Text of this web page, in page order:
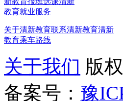
教育就业服务
关于清新教育联系清新教育清新
教育乘车路线
关于我们 版
备案号： 豫